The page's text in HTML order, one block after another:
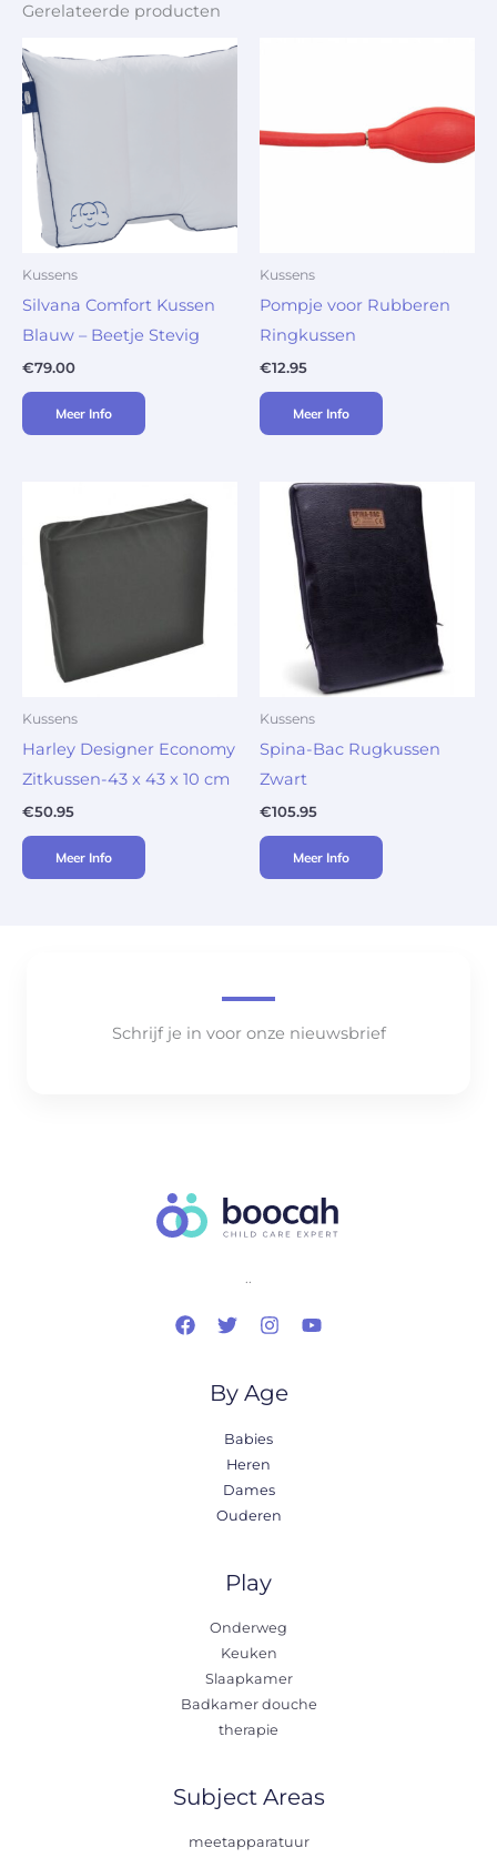
Gerelateerde producten
Kussens
Silvana Comfort Kussen
Blauw – Beetje Stevig
€79.00
Meer Info
Kussens
Pompje voor Rubberen
Ringkussen
€12.95
Meer Info
Kussens
Harley Designer Economy
Zitkussen-43 x 43 x 10 cm
€50.95
Meer Info
Kussens
Spina-Bac Rugkussen
Zwart
€105.95
Meer Info
Schrijf je in voor onze nieuwsbrief
..
By Age
Babies
Heren
Dames
Ouderen
Play
Onderweg
Keuken
Slaapkamer
Badkamer douche
therapie
Subject Areas
meetapparatuur